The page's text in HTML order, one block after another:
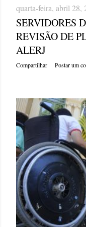
quarta-feira, abril 28,
SERVIDORES
REVISÃO DE
ALERJ
Compartilhar Postar um